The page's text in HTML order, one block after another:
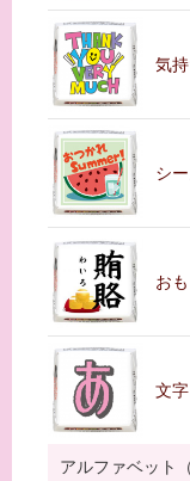
気
シ
お
文字
アルファベット（